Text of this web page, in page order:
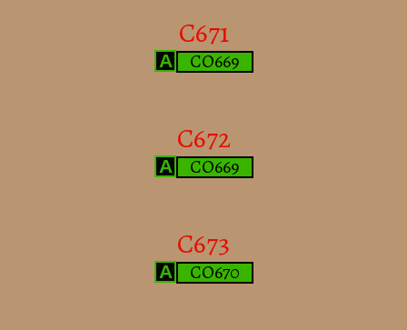
C671
A CO669
C672
A CO669
C673
A CO670